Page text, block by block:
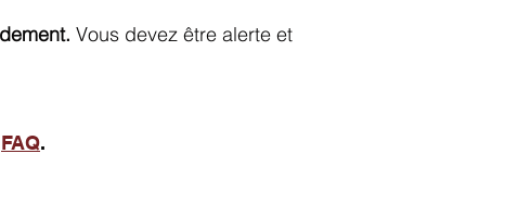
Vous devez être alerte et
FAQ.